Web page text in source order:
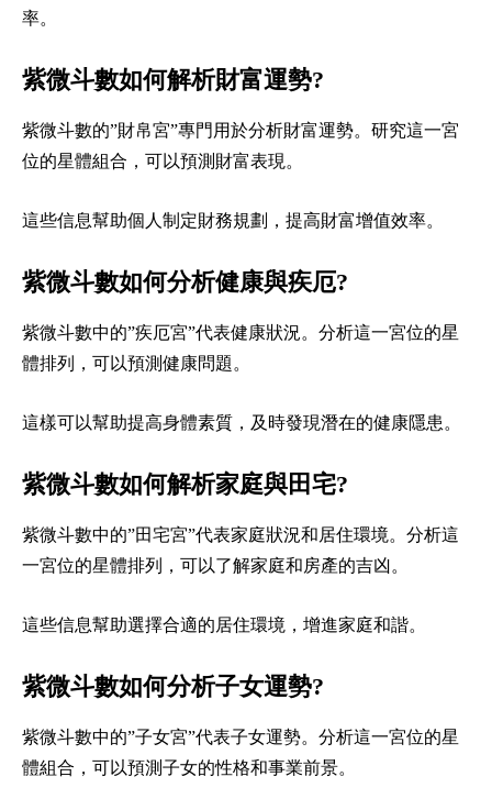
率。
紫微斗數如何解析財富運勢?
紫微斗數的”財帛宮”專門用於分析財富運勢。研究這一宮
位的星體組合，可以預測財富表現。
這些信息幫助個人制定財務規劃，提高財富增值效率。
紫微斗數如何分析健康與疾厄?
紫微斗數中的”疾厄宮”代表健康狀況。分析這一宮位的星
體排列，可以預測健康問題。
這樣可以幫助提高身體素質，及時發現潛在的健康隱患。
紫微斗數如何解析家庭與田宅?
紫微斗數中的”田宅宮”代表家庭狀況和居住環境。分析這
一宮位的星體排列，可以了解家庭和房產的吉凶。
這些信息幫助選擇合適的居住環境，增進家庭和諧。
紫微斗數如何分析子女運勢?
紫微斗數中的”子女宮”代表子女運勢。分析這一宮位的星
體組合，可以預測子女的性格和事業前景。